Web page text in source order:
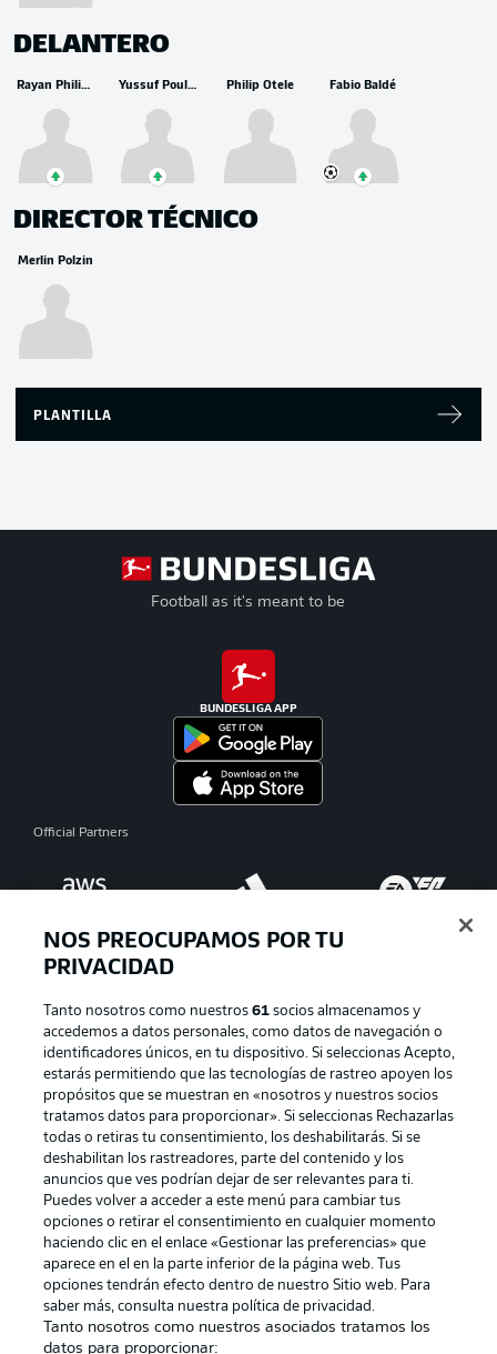
DELANTERO
Rayan Philippe Yussuf Poulsen Philip Otele Fabio Baldé
DIRECTOR TÉCNICO
Merlin Polzin
PLANTILLA
Football as it's meant to be
BUNDESLIGA APP
Official Partners
Publicidad Aviso legal
Gestionar las preferencias
Canales Trabajos
Jugadores Condiciones de uso
NOS PREOCUPAMOS POR TU
PRIVACIDAD
Tanto nosotros como nuestros 61socios almacenamos y
accedemos a datos personales, como datos de navegación o
identificadores únicos, en tu dispositivo. Si seleccionas Acepto,
estarás permitiendo que las tecnologías de rastreo apoyen los
propósitos que se muestran en «nosotros y nuestros socios
tratamos datos para proporcionar». Si seleccionas Rechazarlas
todas o retiras tu consentimiento, los deshabilitarás. Si se
deshabilitan los rastreadores, parte del contenido y los
anuncios que ves podrían dejar de ser relevantes para ti.
Puedes volver a acceder a este menú para cambiar tus
opciones o retirar el consentimiento en cualquier momento
haciendo clic en el enlace «Gestionar las preferencias» que
aparece en el en la parte inferior de la página web. Tus
opciones tendrán efecto dentro de nuestro Sitio web. Para
saber más, consulta nuestra política de privacidad.
Tanto nosotros como nuestros asociados tratamos los
datos para proporcionar: